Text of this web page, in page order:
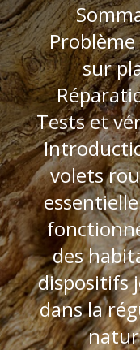
sur
Tests et
volets
des
dispositifs
dans la